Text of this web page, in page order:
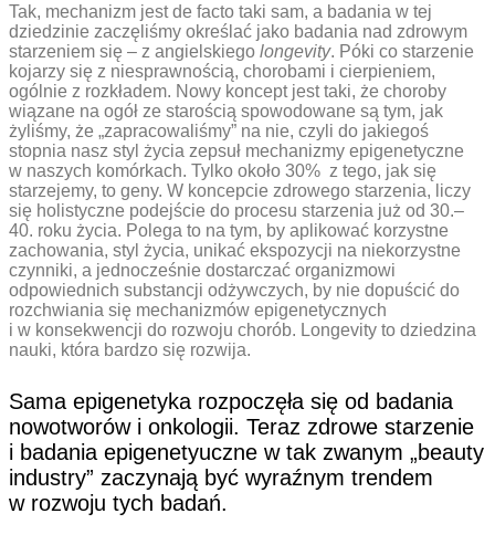
Tak, mechanizm jest de facto taki sam, a badania w tej
dziedzinie zaczęliśmy określać jako badania nad zdrowym
starzeniem się – z angielskiego longevity. Póki co starzenie
kojarzy się z niesprawnością, chorobami i cierpieniem,
ogólnie z rozkładem. Nowy koncept jest taki, że choroby
wiązane na ogół ze starością spowodowane są tym, jak
żyliśmy, że „zapracowaliśmy” na nie, czyli do jakiegoś
stopnia nasz styl życia zepsuł mechanizmy epigenetyczne
w naszych komórkach. Tylko około 30% z tego, jak się
starzejemy, to geny. W koncepcie zdrowego starzenia, liczy
się holistyczne podejście do procesu starzenia już od 30.–
40. roku życia. Polega to na tym, by aplikować korzystne
zachowania, styl życia, unikać ekspozycji na niekorzystne
czynniki, a jednocześnie dostarczać organizmowi
odpowiednich substancji odżywczych, by nie dopuścić do
rozchwiania się mechanizmów epigenetycznych
i w konsekwencji do rozwoju chorób. Longevity to dziedzina
nauki, która bardzo się rozwija.
Sama epigenetyka rozpoczęła się od badania
nowotworów i onkologii. Teraz zdrowe starzenie
i badania epigenetyuczne w tak zwanym „beauty
industry” zaczynają być wyraźnym trendem
w rozwoju tych badań.